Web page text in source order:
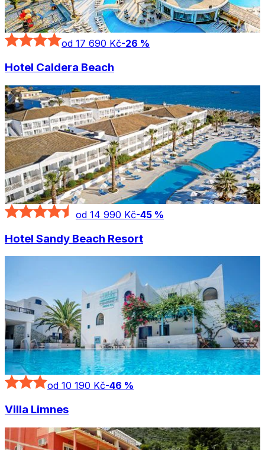
od 17 690 Kč-26 %
Hotel Caldera Beach
od 14 990 Kč-45 %
Hotel Sandy Beach Resort
od 10 190 Kč-46 %
Villa Limnes